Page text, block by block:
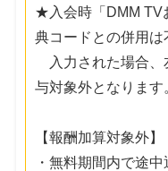
★入会時「DMM TV
典コードとの併用は
入力された場合、
与対象外となります
【報酬加算対象外】
・無料期間内で途